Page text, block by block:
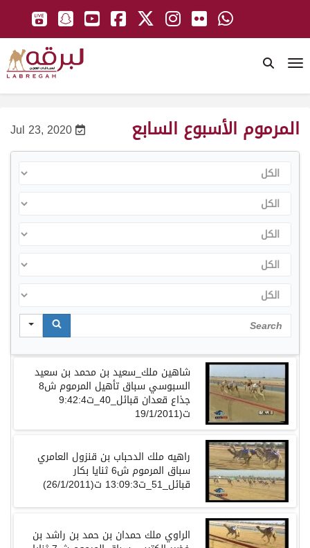
Jul 23, 2020 المرموم الأسبوع السابع
الكل
الكل
الكل
الكل
الكل
Search
شاهين ملك_سعيد بن محمد بن سعيد
السبوسي سباق تأهيل المرموم ش8
جذاع قعدان قبائل_40_ت9:42:4
ت(19/1/2011
راهيه ملك الدحباب بن قنزول العامري
سباق المرموم ش6 ثنايا بكار
قبائل_51_ت13:09:3 ت(26/1/2011)
الراوي ملك حمدان بن حمد بن راشد بن